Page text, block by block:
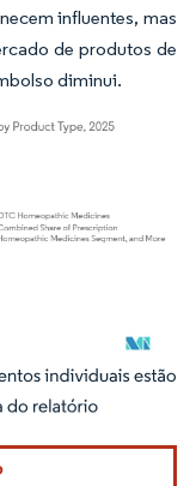
influentes, mas
de produtos de
diminui.
conforme CC BY 4.0.